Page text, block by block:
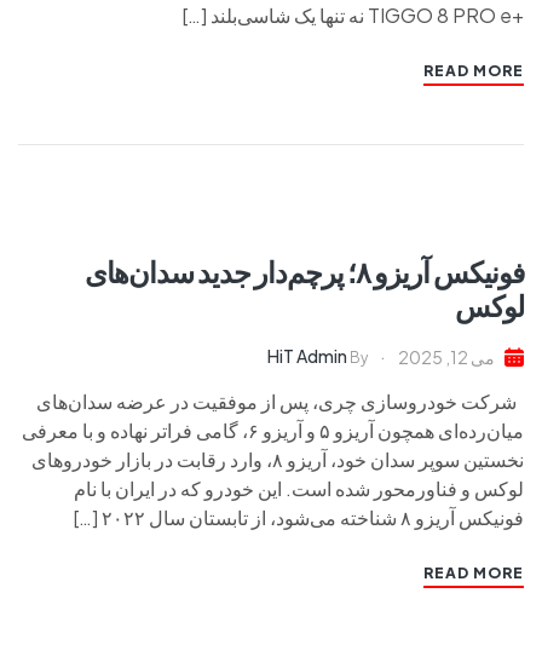
+TIGGO 8 PRO e نه تنها یک شاسی‌بلند […]
READ MORE
فونیکس آریزو ۸؛ پرچم‌دار جدید سدان‌های
لوکس
می 12, 2025 By
HiT Admin
شرکت خودروسازی چری، پس از موفقیت در عرضه سدان‌های
میان‌رده‌ای همچون آریزو ۵ و آریزو ۶، گامی فراتر نهاده و با معرفی
نخستین سوپر سدان خود، آریزو ۸، وارد رقابت در بازار خودروهای
لوکس و فناورمحور شده است. این خودرو که در ایران با نام
فونیکس آریزو ۸ شناخته می‌شود، از تابستان سال ۲۰۲۲ […]
READ MORE